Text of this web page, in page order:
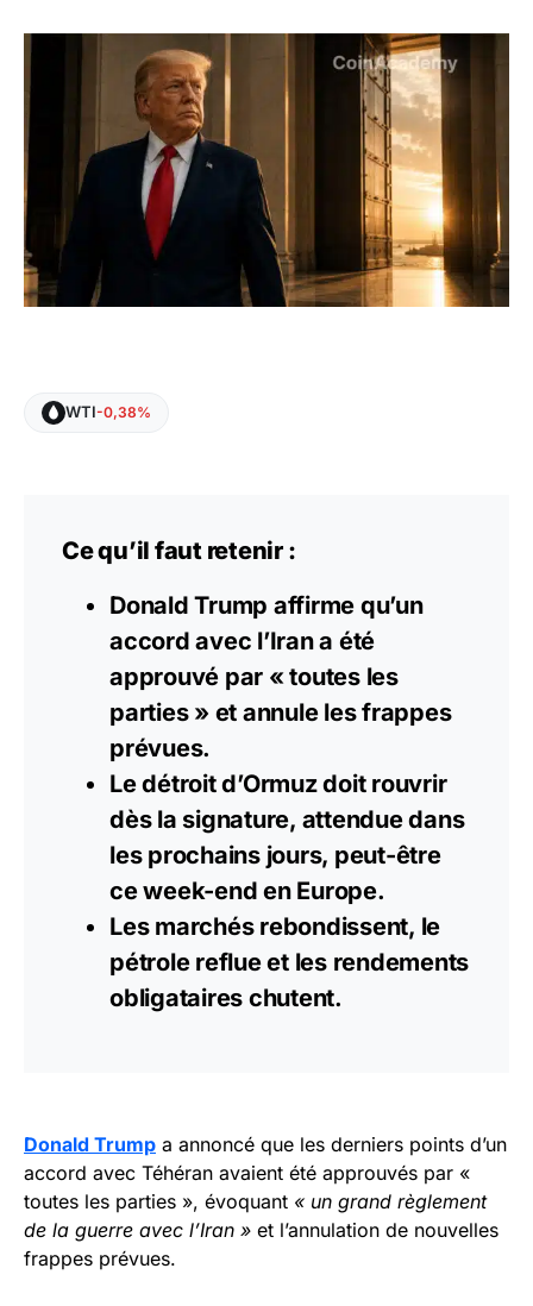
WTI-0,38%
Ce qu’il faut retenir :
Donald Trump affirme qu’un
accord avec l’Iran a été
approuvé par « toutes les
parties » et annule les frappes
prévues.
Le détroit d’Ormuz doit rouvrir
dès la signature, attendue dans
les prochains jours, peut-être
ce week-end en Europe.
Les marchés rebondissent, le
pétrole reflue et les rendements
obligataires chutent.
Donald Trump a annoncé que les derniers points d’un
accord avec Téhéran avaient été approuvés par «
toutes les parties », évoquant « un grand règlement
de la guerre avec l’Iran » et l’annulation de nouvelles
frappes prévues.